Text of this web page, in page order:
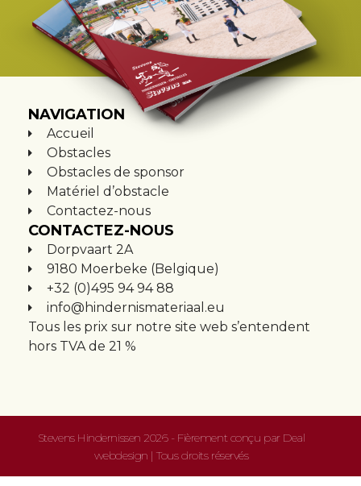
NAVIGATION
Accueil
Obstacles
Obstacles de sponsor
Matériel d’obstacle
Contactez-nous
CONTACTEZ-NOUS
Dorpvaart 2A
9180 Moerbeke (Belgique)
+32 (0)495 94 94 88
info@hindernismateriaal.eu
Tous les prix sur notre site web s’entendent
hors TVA de 21 %
Stevens Hindernissen 2026 - Fièrement conçu par Deal
webdesign | Tous droits réservés